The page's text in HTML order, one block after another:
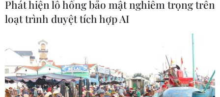
TIN CÙNG CHUYÊN MỤC
Phát hiện lỗ hổng bảo mật nghiêm trọng trên
loạt trình duyệt tích hợp AI